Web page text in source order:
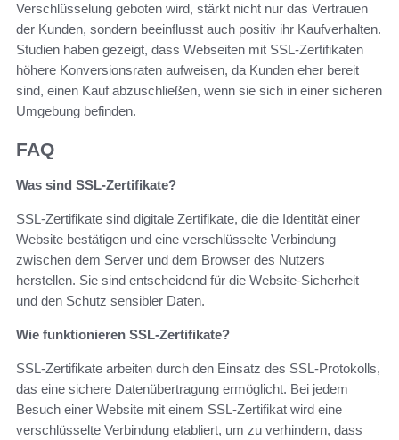
Verschlüsselung geboten wird, stärkt nicht nur das Vertrauen
der Kunden, sondern beeinflusst auch positiv ihr Kaufverhalten.
Studien haben gezeigt, dass Webseiten mit SSL-Zertifikaten
höhere Konversionsraten aufweisen, da Kunden eher bereit
sind, einen Kauf abzuschließen, wenn sie sich in einer sicheren
Umgebung befinden.
FAQ
Was sind SSL-Zertifikate?
SSL-Zertifikate sind digitale Zertifikate, die die Identität einer
Website bestätigen und eine verschlüsselte Verbindung
zwischen dem Server und dem Browser des Nutzers
herstellen. Sie sind entscheidend für die Website-Sicherheit
und den Schutz sensibler Daten.
Wie funktionieren SSL-Zertifikate?
SSL-Zertifikate arbeiten durch den Einsatz des SSL-Protokolls,
das eine sichere Datenübertragung ermöglicht. Bei jedem
Besuch einer Website mit einem SSL-Zertifikat wird eine
verschlüsselte Verbindung etabliert, um zu verhindern, dass